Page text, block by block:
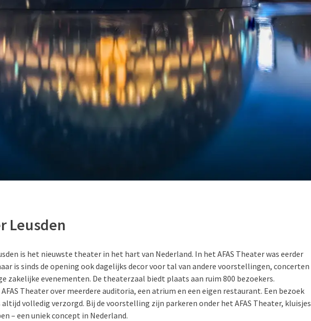
Leusden
is het nieuwste theater in het hart van Nederland. In het AFAS Theater was eerder
is sinds de opening ook dagelijks decor voor tal van andere voorstellingen, concerten
zakelijke evenementen. De theaterzaal biedt plaats aan ruim 800 bezoekers.
Theater over meerdere auditoria, een atrium en een eigen restaurant. Een bezoek
altijd volledig verzorgd. Bij de voorstelling zijn parkeren onder het AFAS Theater, kluisjes
– een uniek concept in Nederland.